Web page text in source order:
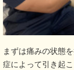
まずは痛みの状態
症によって引き起